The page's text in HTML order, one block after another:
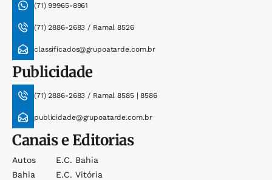
(71) 99965-8961
(71) 2886-2683 / Ramal 8526
classificados@grupoatarde.com.br
Publicidade
(71) 2886-2683 / Ramal 8585 | 8586
publicidade@grupoatarde.com.br
Canais e Editorias
Autos
Bahia
E.c. Bahia
E.c. Vitória